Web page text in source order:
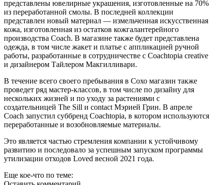
представлены ювелирные украшения, изготовленные на 70%
из переработанной смолы. В последней коллекции
представлен новый материал — измельченная искусственная
кожа, изготовленная из остатков кожгалантерейного
производства Coach. В магазине также будет представлена
одежда, в том числе жакет и платье с аппликацией ручной
работы, разработанные в сотрудничестве с Coachtopia creative
и дизайнером Тайлером Макгилливари.
В течение всего своего пребывания в Сохо магазин также
проведет ряд мастер-классов, в том числе по дизайну для
нескольких жизней и по уходу за растениями с
создательницей The Sill и contact Мэрией Грин. В апреле
Coach запустил суббренд Coachtopia, в котором используются
переработанные и возобновляемые материалы.
Это является частью стремления компании к устойчивому
развитию и последовало за успешным запуском программы
утилизации отходов Loved весной 2021 года.
Еще кое-что по теме: